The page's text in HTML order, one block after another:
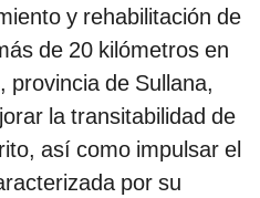
y rehabilitación de
de 20 kilómetros en
provincia de Sullana,
la transitabilidad de
así como impulsar el
por su